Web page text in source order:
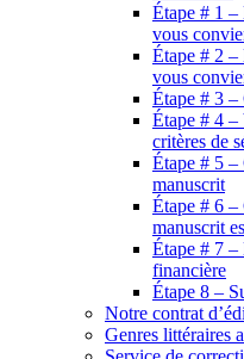
Étape # 1 –
vous
Étape # 2 –
vous
Étape # 3 –
Étape # 4 –
critères de
Étape # 5 –
manuscrit
Étape # 6 –
manuscrit
Étape # 7
financière
Étape 8 –
Notre contrat
Genres littéraires